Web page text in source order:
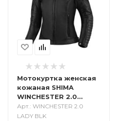
Мотокуртка женская
кожаная SHIMA
WINCHESTER 2.0
черный
Арт.: WINCHESTER 2.0
LADY BLK